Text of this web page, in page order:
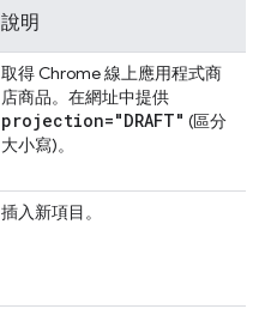
說明
取得 Chrome 線上應用程式商
店商品。在網址中提供
projection="DRAFT" (區分
大小寫)。
插入新項目。